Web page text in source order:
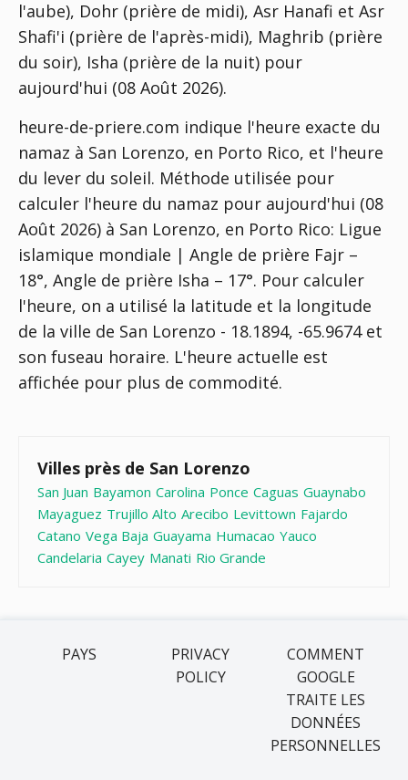
l'aube), Dohr (prière de midi), Asr Hanafi et Asr
Shafi'i (prière de l'après-midi), Maghrib (prière
du soir), Isha (prière de la nuit) pour
aujourd'hui (08 Août 2026).
heure-de-priere.com indique l'heure exacte du
namaz à San Lorenzo, en Porto Rico, et l'heure
du lever du soleil. Méthode utilisée pour
calculer l'heure du namaz pour aujourd'hui (08
Août 2026) à San Lorenzo, en Porto Rico: Ligue
islamique mondiale | Angle de prière Fajr –
18°, Angle de prière Isha – 17°. Pour calculer
l'heure, on a utilisé la latitude et la longitude
de la ville de San Lorenzo - 18.1894, -65.9674 et
son fuseau horaire. L'heure actuelle est
affichée pour plus de commodité.
Villes près de San Lorenzo
San Juan Bayamon Carolina Ponce Caguas Guaynabo
Mayaguez Trujillo Alto Arecibo Levittown Fajardo
Catano Vega Baja Guayama Humacao Yauco
Candelaria Cayey Manati Rio Grande
PAYS
PRIVACY
POLICY
COMMENT
GOOGLE
TRAITE LES
DONNÉES
PERSONNELLES